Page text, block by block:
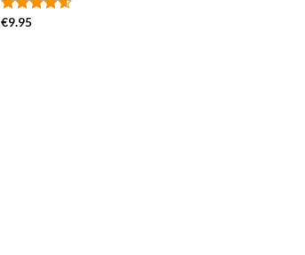
Gewaardeerd
€9.95